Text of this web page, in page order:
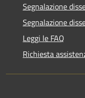
Segnalazione
Segnalazione
Leggi le FAQ
Richiesta